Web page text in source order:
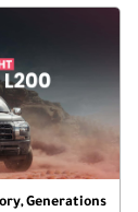
Generations